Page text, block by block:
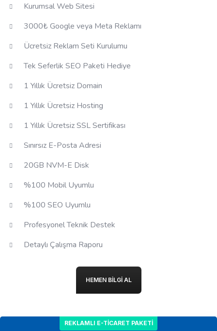
Kurumsal Web Sitesi
3000₺ Google veya Meta Reklamı
Ücretsiz Reklam Seti Kurulumu
Tek Seferlik SEO Paketi Hediye
1 Yıllık Ücretsiz Domain
1 Yıllık Ücretsiz Hosting
1 Yıllık Ücretsiz SSL Sertifikası
Sınırsız E-Posta Adresi
20GB NVM-E Disk
%100 Mobil Uyumlu
%100 SEO Uyumlu
Profesyonel Teknik Destek
Detaylı Çalışma Raporu
HEMEN BILGI AL
REKLAMLI E-TICARET PAKETI